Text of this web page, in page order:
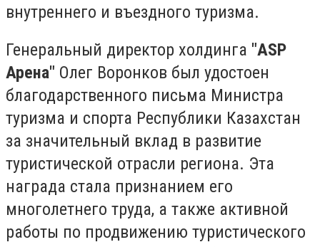
внутреннего и въездного туризма.
Генеральный директор холдинга "ASP
Арена" Олег Воронков был удостоен
благодарственного письма Министра
туризма и спорта Республики Казахстан
за значительный вклад в развитие
туристической отрасли региона. Эта
награда стала признанием его
многолетнего труда, а также активной
работы по продвижению туристического